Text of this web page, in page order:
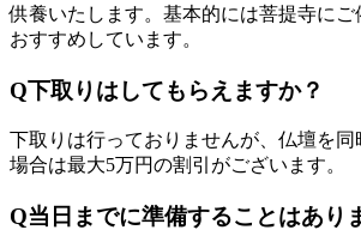
供養いたします。基本的には菩提寺に
おすすめしています。
Q下取りはしてもらえますか？
下取りは行っておりませんが、仏壇を同
場合は最大5万円の割引がございます。
Q当日までに準備することはあり